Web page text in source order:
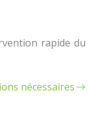
rapide du
nécessaires